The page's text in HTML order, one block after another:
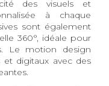
des visuels et
à chaque
sont également
360°, idéale pour
Le motion design
digitaux avec des